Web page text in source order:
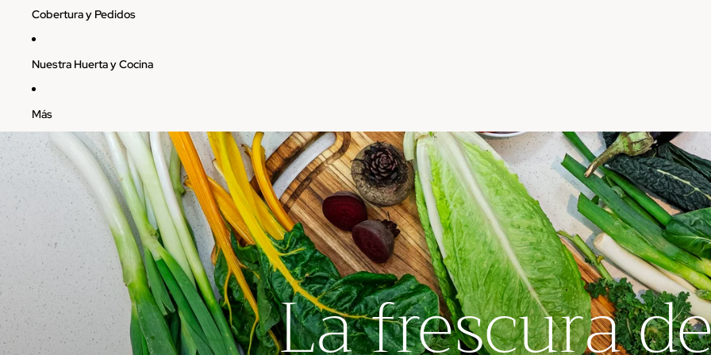
Cobertura y Pedidos
Nuestra Huerta y Cocina
Más
La frescura